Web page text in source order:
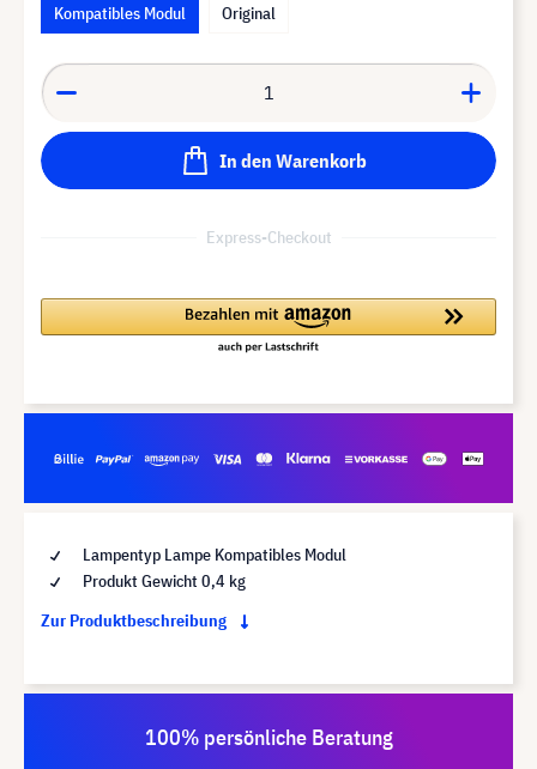
Kompatibles Modul
Original
In den Warenkorb
Express-Checkout
Lampentyp Lampe Kompatibles Modul
Produkt Gewicht 0,4 kg
Zur Produktbeschreibung
100% persönliche Beratung